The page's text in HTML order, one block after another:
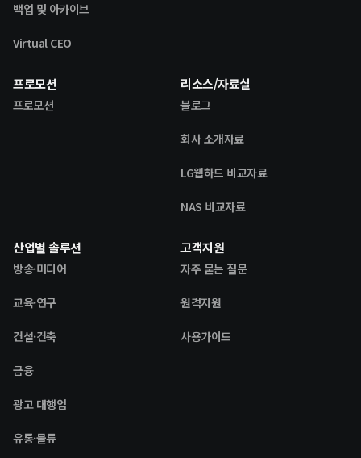
백업 및 아카이브
Virtual CEO
프로모션
프로모션
리소스/자료실
블로그
회사 소개자료
LG웹하드 비교자료
NAS 비교자료
산업별 솔루션
방송·미디어
교육·연구
건설·건축
금융
광고 대행업
유통·물류
고객지원
자주 묻는 질문
원격지원
사용가이드